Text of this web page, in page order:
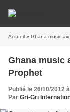
Accueil » Ghana music
Ghana music
Prophet
Publié le 26/10/2012
Par Gri-Gri